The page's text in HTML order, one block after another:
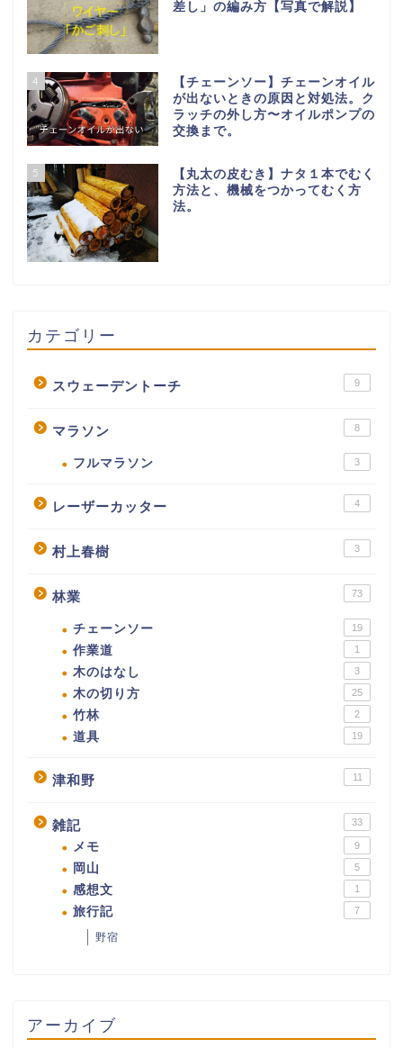
差し」の編み方【写真で解説】
4
【チェーンソー】チェーンオイル
が出ないときの原因と対処法。ク
ラッチの外し方〜オイルポンプの
交換まで。
5
【丸太の皮むき】ナタ１本でむく
方法と、機械をつかってむく方
法。
カテゴリー
スウェーデントーチ 9
マラソン 8
フルマラソン 3
レーザーカッター 4
村上春樹 3
林業 73
チェーンソー 19
作業道 1
木のはなし 3
木の切り方 25
竹林 2
道具 19
津和野 11
雑記 33
メモ 9
岡山 5
感想文 1
旅行記 7
野宿
アーカイブ